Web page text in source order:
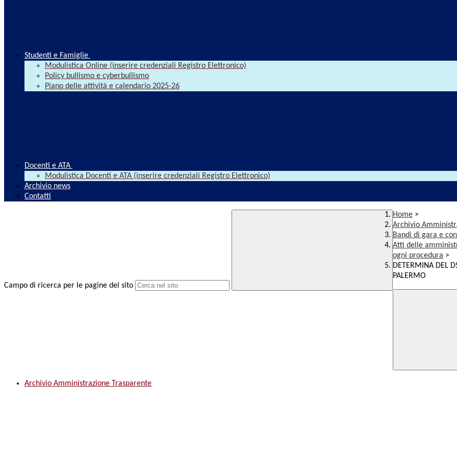
Studenti e Famiglie
Modulistica Online (inserire credenziali Registro Elettronico)
Policy bullismo e cyberbullismo
Piano delle attività e calendario 2025-26
Docenti e ATA
Modulistica Docenti e ATA (inserire credenziali Registro Elettronico)
Archivio news
Contatti
Campo di ricerca per le pagine del sito
Home >
Archivio
Bandi di gara e
Atti delle
ogni procedura >
DETERMINA DEL
PALERMO
Archivio Amministrazione Trasparente